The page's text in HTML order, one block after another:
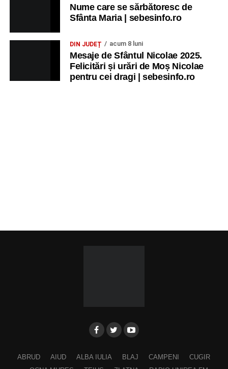
Nume care se sărbătoresc de
Sfânta Maria | sebesinfo.ro
DIN JUDEȚ acum 8 luni
Mesaje de Sfântul Nicolae 2025.
Felicitări și urări de Moș Nicolae
pentru cei dragi | sebesinfo.ro
ABRUD AIUD ALBA IULIA BLAJ CAMPENI
CUGIR